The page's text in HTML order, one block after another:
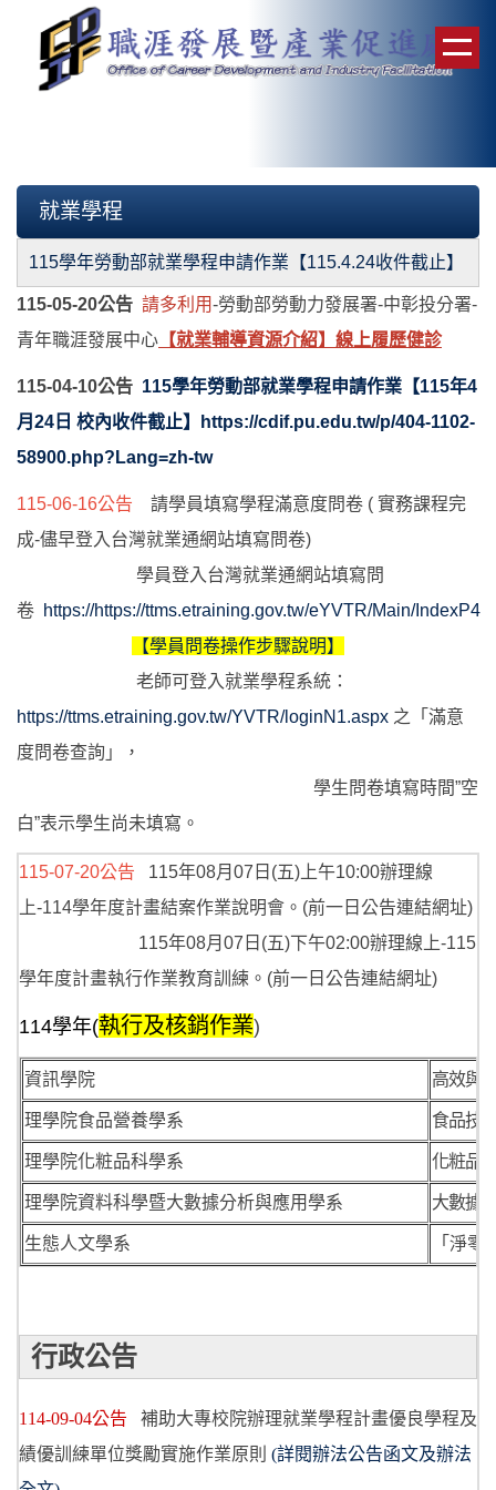
Menu
就業學程
115學年勞動部就業學程申請作業【115.4.24收件截止】
115-05-20公告 請多利用-勞動部勞動力發展署-中彰投分署-
青年職涯發展中心 【就業輔導資源介紹】 線上履歷健診
115-04-10公告 115學年勞動部就業學程申請作業【115年4
月24日 校內收件截止】https://cdif.pu.edu.tw/p/404-1102-
58900.php?Lang=zh-tw
115-06-16公告 請學員填寫學程滿意度問卷 ( 實務課程完
成-儘早登入台灣就業通網站填寫問卷)
學員登入台灣就業通網站填寫問
卷 https://https://ttms.etraining.gov.tw/eYVTR/Main/IndexP4
【學員問卷操作步驟說明】
老師可登入就業學程系統：
https://ttms.etraining.gov.tw/YVTR/loginN1.aspx 之「滿意
度問卷查詢」，
學生問卷填寫時間”空
白”表示學生尚未填寫。
115-07-20公告 115年08月07日(五)上午10:00辦理線
上-114學年度計畫結案作業說明會。(前一日公告連結網址)
115年08月07日(五)下午02:00辦理線上-115
學年度計畫執行作業教育訓練。(前一日公告連結網址)
114學年(執行及核銷作業)
資訊學院 高效與
理學院食品營養學系 食品技
理學院化粧品科學系 化粧品
理學院資料科學暨大數據分析與應用學系 大數據
生態人文學系 「淨
行政公告
114-09-04公告 補助大專校院辦理就業學程計畫優良學程及
績優訓練單位獎勵實施作業原則 (詳閱辦法公告函文及辦法